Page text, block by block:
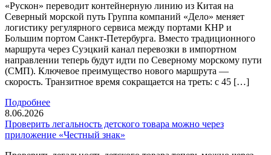
«Рускон» переводит контейнерную линию из Китая на
Северный морской путь Группа компаний «Дело» меняет
логистику регулярного сервиса между портами КНР и
Большим портом Санкт-Петербурга. Вместо традиционного
маршрута через Суэцкий канал перевозки в импортном
направлении теперь будут идти по Северному морскому пути
(СМП). Ключевое преимущество нового маршрута —
скорость. Транзитное время сокращается на треть: с 45 […]
Подробнее
8.06.2026
Проверить легальность детского товара можно через
приложение «Честный знак»